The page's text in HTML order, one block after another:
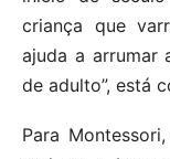
criança que
ajuda a arrumar
de adulto”, está
Para